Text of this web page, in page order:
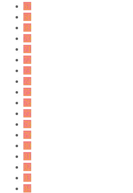
67
68
69
70
71
72
73
74
75
76
77
78
79
80
81
82
83
84